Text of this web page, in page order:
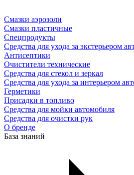
Смазки аэрозоли
Смазки пластичные
Спецпродукты
Средства для ухода за экстерьером
Антисептики
Очистители технические
Средства для стекол и зеркал
Средства для ухода за интерьером
Герметики
Присадки в топливо
Средства для мойки автомобиля
Средства для очистки рук
О бренде
База знаний